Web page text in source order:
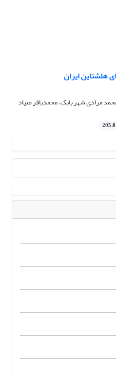
هلشتاین ایران
مرادی شهر بابک، محمدباقر صیاد